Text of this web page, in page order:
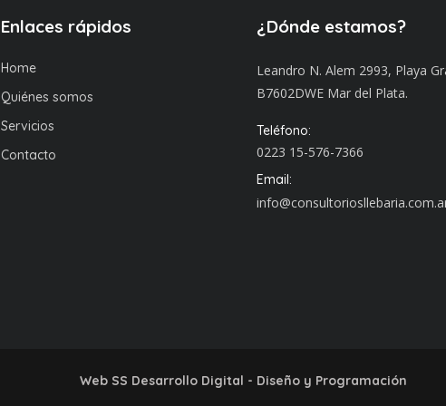
Enlaces rápidos
Home
Quiénes somos
Servicios
Contacto
¿Dónde estamos?
Leandro N. Alem 2993, Playa
B7602DWE Mar del Plata.
Teléfono:
0223 15-576-7366
Email:
Web SS Desarrollo Digital - Diseño y Programación